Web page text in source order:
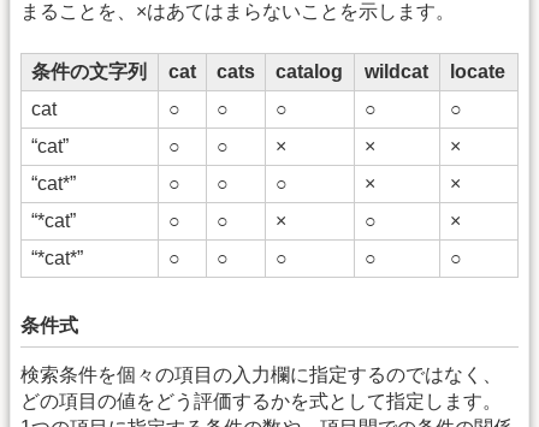
まることを、×はあてはまらないことを示します。
条件の文字列 cat cats catalog wildcat
locate
cat
○ ○ ○ ○
○
“cat”
○ ○ × ×
×
“cat*”
○ ○ ○ ×
×
“*cat”
○ ○ × ○
×
“*cat*”
○ ○ ○ ○ ○
条件式
検索条件を個々の項目の入力欄に指定するのではなく、
どの項目の値をどう評価するかを式として指定します。